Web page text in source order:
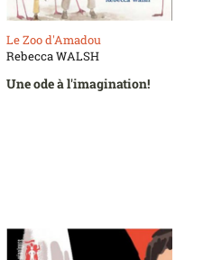
Le Zoo d'Amadou
Rebecca WALSH
Une ode à l'imagination!